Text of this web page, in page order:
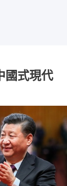
國式現代